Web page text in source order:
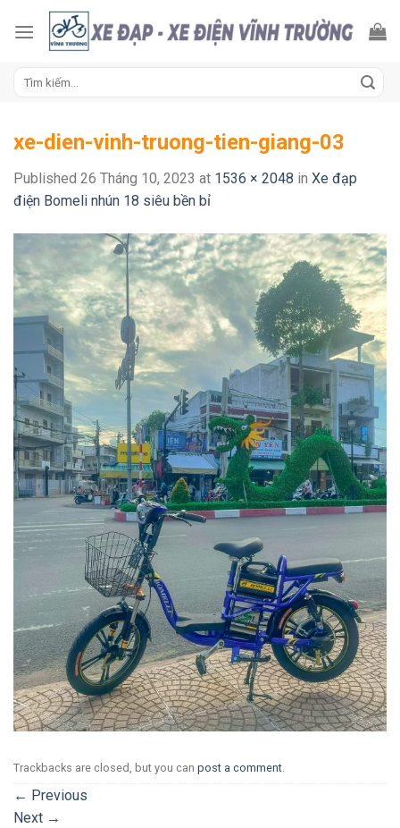
xe-dien-vinh-truong-tien-giang-03
Published 26 Tháng 10, 2023 at 1536 × 2048 in Xe đạp
điện Bomeli nhún 18 siêu bền bỉ
Trackbacks are closed, but you can post a comment
← Previous
Next →